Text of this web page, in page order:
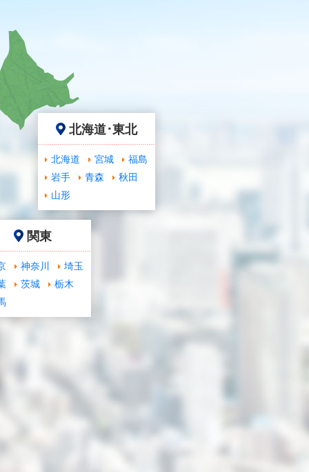
関東
神奈川
埼玉
茨城
栃木
北海道･東北
北海道 宮城
福島
岩手
青森
秋田
山形